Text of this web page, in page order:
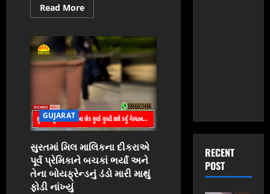
Read MoreRead
more
પિતાએ
દીકરાના
લગ્ન
પ્રસંગે
વીરશહીદ
જવાનો
ના
પરિવાર
માટે
રૂ.
૧
લાખ
નું
દાન
કર્યું
GUJARAT
સુરતમાં મિલ માલિકના દીકરાએ
પૂર્વ પ્રેમિકાને બચકાં ભર્યાં અને
તેના બોયફ્રેન્ડનું ડંડો મારી માથું
ફોડી નાંખ્યું
RECENT
POST